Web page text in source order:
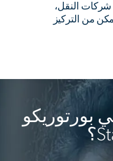
شركات النقل،
من التركيز
بورتوريكو